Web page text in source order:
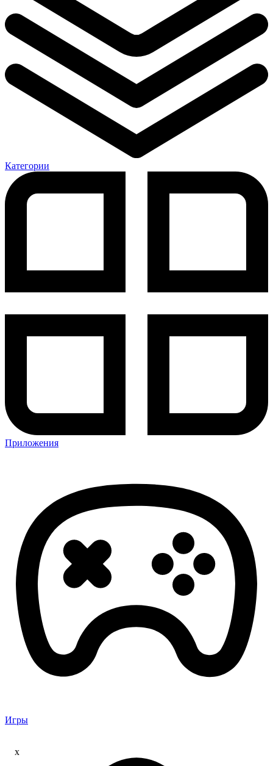
Категории
Приложения
Игры
x